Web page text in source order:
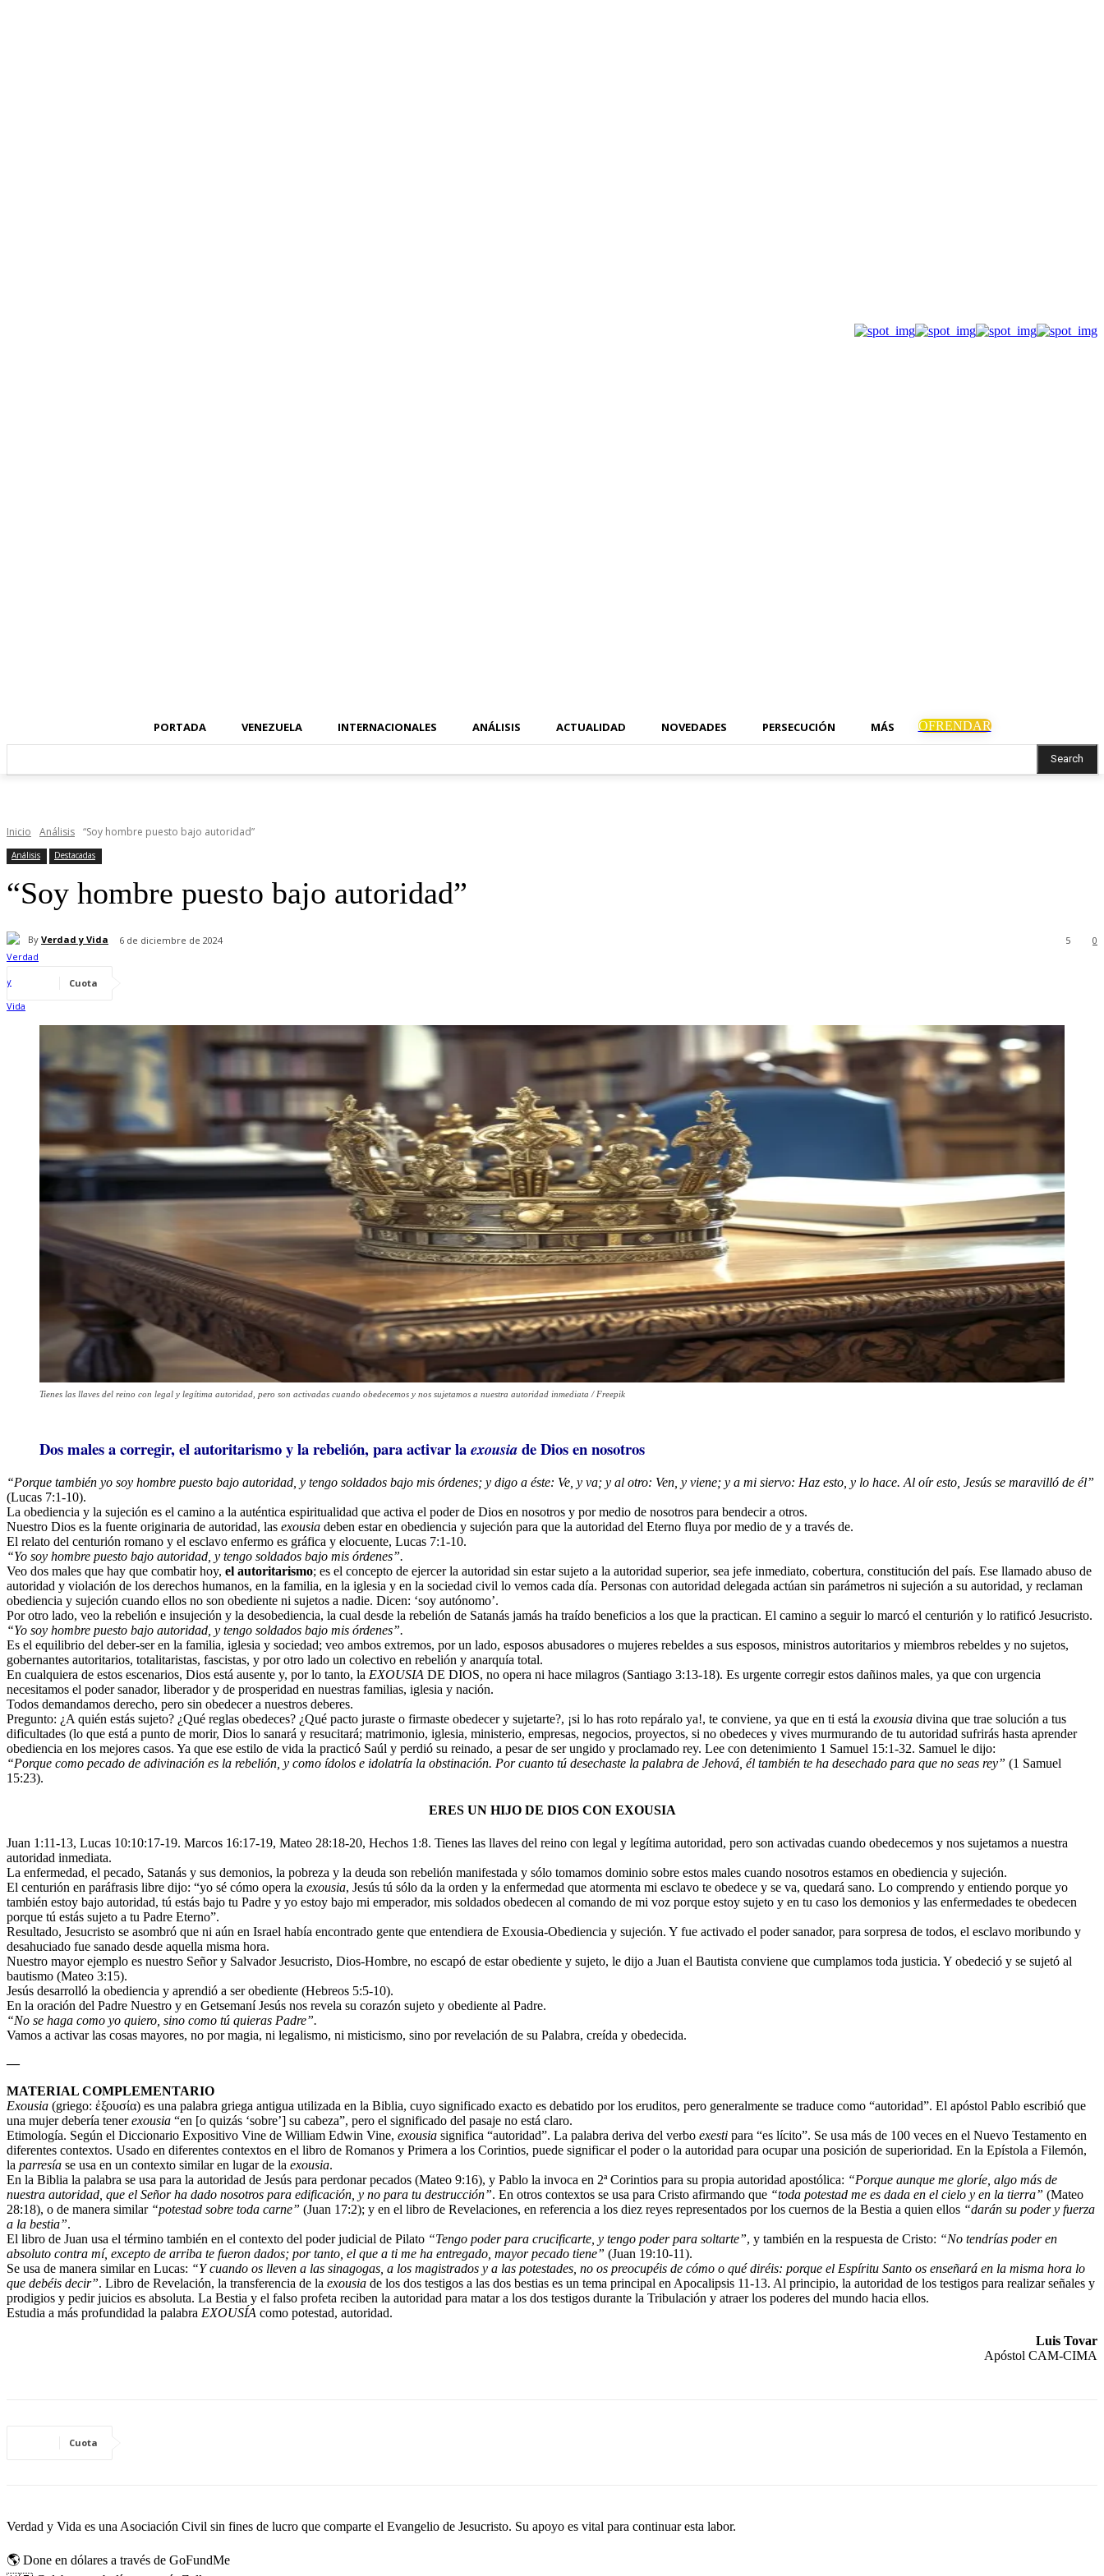
PORTADA VENEZUELA INTERNACIONALES ANÁLISIS ACTUALIDAD NOVEDADES PERSECUCIÓN MÁS OFRENDAR
Search
Inicio Análisis “Soy hombre puesto bajo autoridad”
Análisis Destacadas
“Soy hombre puesto bajo autoridad”
By Verdad y Vida 6 de diciembre de 2024 0
5
Cuota
Tienes las llaves del reino con legal y legítima autoridad, pero son activadas cuando obedecemos y nos sujetamos a nuestra autoridad inmediata / Freepik
Dos males a corregir, el autoritarismo y la rebelión, para activar laexousiade Dios en nosotros
“Porque también yo soy hombre puesto bajo autoridad, y tengo soldados bajo mis órdenes; y digo a éste: Ve, y va; y al otro: Ven, y viene; y a mi siervo: Haz esto, y lo hace. Al oír esto, Jesús se maravilló de él”
(Lucas 7:1-10).
La obediencia y la sujeción es el camino a la auténtica espiritualidad que activa el poder de Dios en nosotros y por medio de nosotros para bendecir a otros.
Nuestro Dios es la fuente originaria de autoridad, las exousia deben estar en obediencia y sujeción para que la autoridad del Eterno fluya por medio de y a través de.
El relato del centurión romano y el esclavo enfermo es gráfica y elocuente, Lucas 7:1-10.
“Yo soy hombre puesto bajo autoridad, y tengo soldados bajo mis órdenes”.
Veo dos males que hay que combatir hoy, el autoritarismo; es el concepto de ejercer la autoridad sin estar sujeto a la autoridad superior, sea jefe inmediato, cobertura, constitución del país. Ese llamado abuso de
autoridad y violación de los derechos humanos, en la familia, en la iglesia y en la sociedad civil lo vemos cada día. Personas con autoridad delegada actúan sin parámetros ni sujeción a su autoridad, y reclaman
obediencia y sujeción cuando ellos no son obediente ni sujetos a nadie. Dicen: ‘soy autónomo’.
Por otro lado, veo la rebelión e insujeción y la desobediencia, la cual desde la rebelión de Satanás jamás ha traído beneficios a los que la practican. El camino a seguir lo marcó el centurión y lo ratificó Jesucristo.
“Yo soy hombre puesto bajo autoridad, y tengo soldados bajo mis órdenes”.
Es el equilibrio del deber-ser en la familia, iglesia y sociedad; veo ambos extremos, por un lado, esposos abusadores o mujeres rebeldes a sus esposos, ministros autoritarios y miembros rebeldes y no sujetos,
gobernantes autoritarios, totalitaristas, fascistas, y por otro lado un colectivo en rebelión y anarquía total.
En cualquiera de estos escenarios, Dios está ausente y, por lo tanto, la EXOUSIA DE DIOS, no opera ni hace milagros (Santiago 3:13-18). Es urgente corregir estos dañinos males, ya que con urgencia
necesitamos el poder sanador, liberador y de prosperidad en nuestras familias, iglesia y nación.
Todos demandamos derecho, pero sin obedecer a nuestros deberes.
Pregunto: ¿A quién estás sujeto? ¿Qué reglas obedeces? ¿Qué pacto juraste o firmaste obedecer y sujetarte?, ¡si lo has roto repáralo ya!, te conviene, ya que en ti está la exousia divina que trae solución a tus
dificultades (lo que está a punto de morir, Dios lo sanará y resucitará; matrimonio, iglesia, ministerio, empresas, negocios, proyectos, si no obedeces y vives murmurando de tu autoridad sufrirás hasta aprender
obediencia en los mejores casos. Ya que ese estilo de vida la practicó Saúl y perdió su reinado, a pesar de ser ungido y proclamado rey. Lee con detenimiento 1 Samuel 15:1-32. Samuel le dijo:
“Porque como pecado de adivinación es la rebelión, y como ídolos e idolatría la obstinación. Por cuanto tú desechaste la palabra de Jehová, él también te ha desechado para que no seas rey” (1 Samuel
15:23).
ERES UN HIJO DE DIOS CON EXOUSIA
Juan 1:11-13, Lucas 10:10:17-19. Marcos 16:17-19, Mateo 28:18-20, Hechos 1:8. Tienes las llaves del reino con legal y legítima autoridad, pero son activadas cuando obedecemos y nos sujetamos a nuestra
autoridad inmediata.
La enfermedad, el pecado, Satanás y sus demonios, la pobreza y la deuda son rebelión manifestada y sólo tomamos dominio sobre estos males cuando nosotros estamos en obediencia y sujeción.
El centurión en paráfrasis libre dijo: “yo sé cómo opera la exousia, Jesús tú sólo da la orden y la enfermedad que atormenta mi esclavo te obedece y se va, quedará sano. Lo comprendo y entiendo porque yo
también estoy bajo autoridad, tú estás bajo tu Padre y yo estoy bajo mi emperador, mis soldados obedecen al comando de mi voz porque estoy sujeto y en tu caso los demonios y las enfermedades te obedecen
porque tú estás sujeto a tu Padre Eterno”.
Resultado, Jesucristo se asombró que ni aún en Israel había encontrado gente que entendiera de Exousia-Obediencia y sujeción. Y fue activado el poder sanador, para sorpresa de todos, el esclavo moribundo y
desahuciado fue sanado desde aquella misma hora.
Nuestro mayor ejemplo es nuestro Señor y Salvador Jesucristo, Dios-Hombre, no escapó de estar obediente y sujeto, le dijo a Juan el Bautista conviene que cumplamos toda justicia. Y obedeció y se sujetó al
bautismo (Mateo 3:15).
Jesús desarrolló la obediencia y aprendió a ser obediente (Hebreos 5:5-10).
En la oración del Padre Nuestro y en Getsemaní Jesús nos revela su corazón sujeto y obediente al Padre.
“No se haga como yo quiero, sino como tú quieras Padre”.
Vamos a activar las cosas mayores, no por magia, ni legalismo, ni misticismo, sino por revelación de su Palabra, creída y obedecida.
—
MATERIAL COMPLEMENTARIO
Exousia (griego: ἐξουσία) es una palabra griega antigua utilizada en la Biblia, cuyo significado exacto es debatido por los eruditos, pero generalmente se traduce como “autoridad”. El apóstol Pablo escribió que
una mujer debería tenerexousia “en [o quizás ‘sobre’] su cabeza”, pero el significado del pasaje no está claro.
Etimología. Según el Diccionario Expositivo Vine de William Edwin Vine, exousia significa “autoridad”. La palabra deriva del verbo exesti para “es lícito”. Se usa más de 100 veces en el Nuevo Testamento en
diferentes contextos. Usado en diferentes contextos en el libro de Romanos y Primera a los Corintios, puede significar el poder o la autoridad para ocupar una posición de superioridad. En la Epístola a Filemón,
la parresía se usa en un contexto similar en lugar de la exousia.
En la Biblia la palabra se usa para la autoridad de Jesús para perdonar pecados (Mateo 9:16), y Pablo la invoca en 2ª Corintios para su propia autoridad apostólica: “Porque aunque me gloríe, algo más de
nuestra autoridad, que el Señor ha dado nosotros para edificación, y no para tu destrucción”. En otros contextos se usa para Cristo afirmando que “toda potestad me es dada en el cielo y en la tierra” (Mateo
28:18), o de manera similar “potestad sobre toda carne” (Juan 17:2); y en el libro de Revelaciones, en referencia a los diez reyes representados por los cuernos de la Bestia a quien ellos “darán su poder y fuerza
a la bestia”.
El libro de Juan usa el término también en el contexto del poder judicial de Pilato “Tengo poder para crucificarte, y tengo poder para soltarte”, y también en la respuesta de Cristo: “No tendrías poder en
absoluto contra mí, excepto de arriba te fueron dados; por tanto, el que a ti me ha entregado, mayor pecado tiene” (Juan 19:10-11).
Se usa de manera similar en Lucas: “Y cuando os lleven a las sinagogas, a los magistrados y a las potestades, no os preocupéis de cómo o qué diréis: porque el Espíritu Santo os enseñará en la misma hora lo
que debéis decir”. Libro de Revelación, la transferencia de la exousia de los dos testigos a las dos bestias es un tema principal en Apocalipsis 11-13. Al principio, la autoridad de los testigos para realizar señales y
prodigios y pedir juicios es absoluta. La Bestia y el falso profeta reciben la autoridad para matar a los dos testigos durante la Tribulación y atraer los poderes del mundo hacia ellos.
Estudia a más profundidad la palabra EXOUSÍA como potestad, autoridad.
Luis Tovar
Apóstol CAM-CIMA
Cuota
Verdad y Vida es una Asociación Civil sin fines de lucro que comparte el Evangelio de Jesucristo. Su apoyo es vital para continuar esta labor.
🌎 Done en dólares a través de GoFundMe